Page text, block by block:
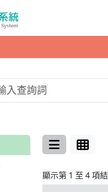
顯示第 1 至 4 項